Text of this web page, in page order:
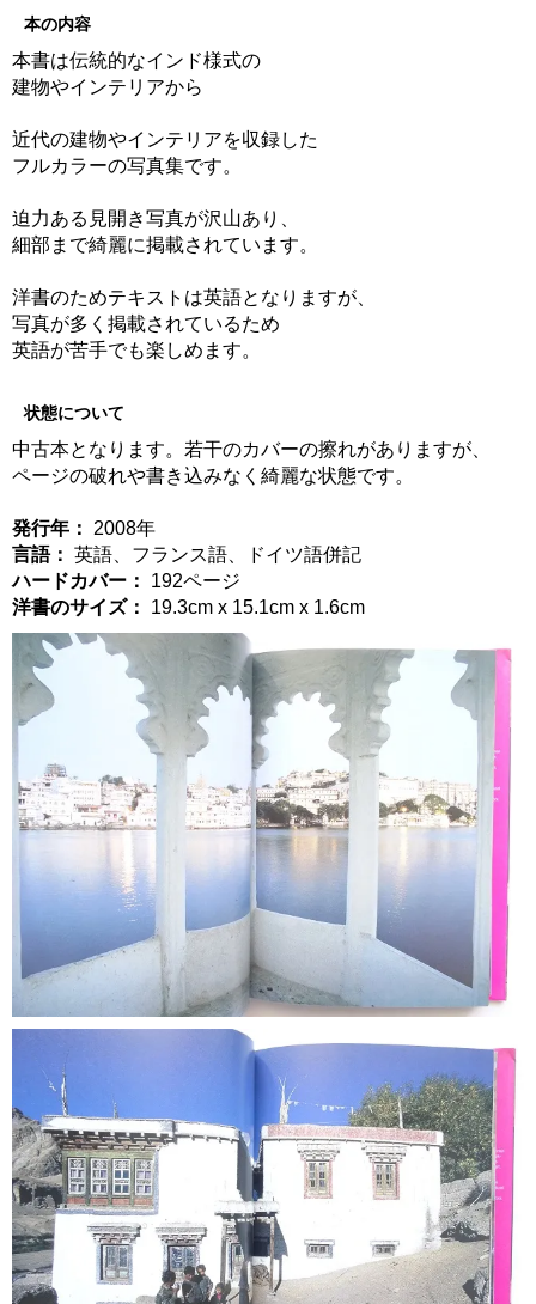
本の内容
本書は伝統的なインド様式の
建物やインテリアから
近代の建物やインテリアを収録した
フルカラーの写真集です。
迫力ある見開き写真が沢山あり、
細部まで綺麗に掲載されています。
洋書のためテキストは英語となりますが、
写真が多く掲載されているため
英語が苦手でも楽しめます。
状態について
中古本となります。若干のカバーの擦れがありますが、
ページの破れや書き込みなく綺麗な状態です。
発行年：
2008年
言語： 英語、フランス語、ドイツ語併記
ハードカバー：
192ページ
洋書のサイズ：
19.3cm x 15.1cm x 1.6cm